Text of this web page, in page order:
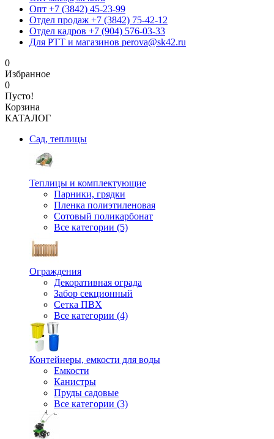
Опт +7 (3842) 45-23-99
Отдел продаж +7 (3842) 75-42-12
Отдел кадров +7 (904) 576-03-33
Для РТТ и магазинов perova@sk42.ru
0
Избранное
0
Пусто!
Корзина
КАТАЛОГ
Сад, теплицы
Теплицы и комплектующие
Парники, грядки
Пленка полиэтиленовая
Сотовый поликарбонат
Все категории (5)
Ограждения
Декоративная ограда
Забор секционный
Сетка ПВХ
Все категории (4)
Контейнеры, емкости для воды
Емкости
Канистры
Пруды садовые
Все категории (3)